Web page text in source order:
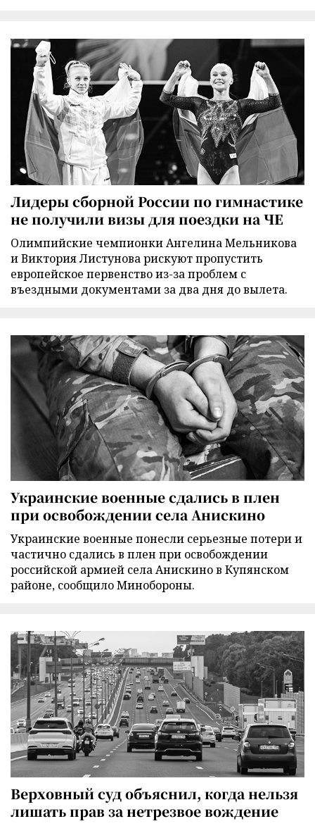
Лидеры сборной России по гимнастике
не получили визы для поездки на ЧЕ
Олимпийские чемпионки Ангелина Мельникова
и Виктория Листунова рискуют пропустить
европейское первенство из-за проблем с
въездными документами за два дня до вылета.
Украинские военные сдались в плен
при освобождении села Анискино
Украинские военные понесли серьезные потери и
частично сдались в плен при освобождении
российской армией села Анискино в Купянском
районе, сообщило Минобороны.
Верховный суд объяснил, когда нельзя
лишать прав за нетрезвое вождение